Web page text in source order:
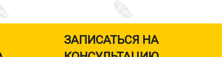
ЗАПИСАТЬСЯ НА